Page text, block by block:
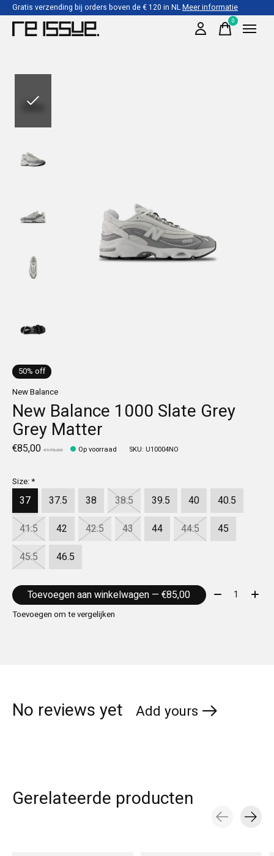
Gratis verzending bij orders boven de € 120 in NLMeer informatie
0items
50% off
New Balance
New Balance 1000 Slate Grey
Grey Matter
€85,00 €170,00 Op voorraad SKU: U10004NO
Size:*
37 37.5 38 38.5 39.5 40
40.5
41.5
42 42.5 43 44 44.5
45
45.5
46.5
Toevoegen aan winkelwagen — €85,00 Aantal:
Toevoegen om te vergelijken
No reviews yet Add yours
Gerelateerde producten